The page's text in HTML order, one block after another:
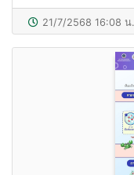
21/7/2568 16:08 น.